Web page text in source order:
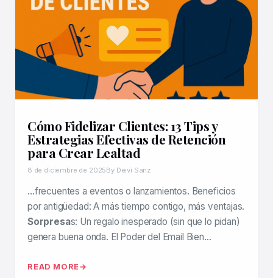
Cómo Fidelizar Clientes: 13 Tips y
Estrategias Efectivas de Retención
para Crear Lealtad
8 de diciembre de 2025By Deivi Sanz
…frecuentes a eventos o lanzamientos. Beneficios
por antigüedad: A más tiempo contigo, más ventajas.
Sorpresas: Un regalo inesperado (sin que lo pidan)
genera buena onda. El Poder del Email Bien…
READ MORE